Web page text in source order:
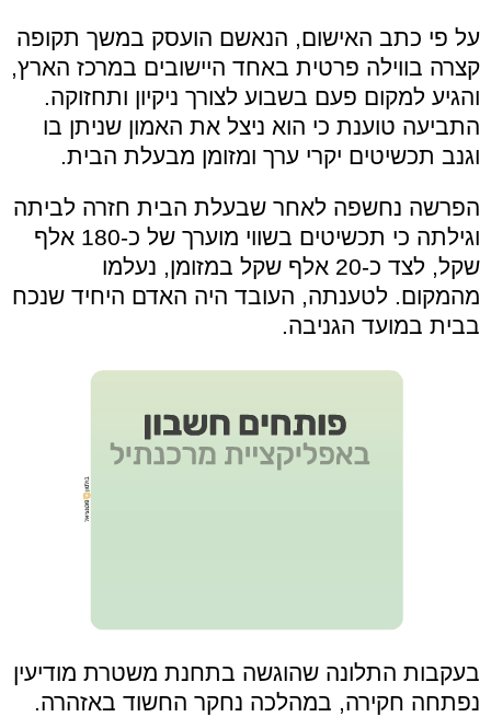
על פי כתב האישום, הנאשם הועסק במשך תקופה
קצרה בווילה פרטית באחד היישובים במרכז הארץ,
והגיע למקום פעם בשבוע לצורך ניקיון ותחזוקה.
התביעה טוענת כי הוא ניצל את האמון שניתן בו
וגנב תכשיטים יקרי ערך ומזומן מבעלת הבית.
הפרשה נחשפה לאחר שבעלת הבית חזרה לביתה
וגילתה כי תכשיטים בשווי מוערך של כ-180 אלף
שקל, לצד כ-20 אלף שקל במזומן, נעלמו
מהמקום. לטענתה, העובד היה האדם היחיד שנכח
בבית במועד הגניבה.
בעקבות התלונה שהוגשה בתחנת משטרת מודיעין
נפתחה חקירה, במהלכה נחקר החשוד באזהרה.